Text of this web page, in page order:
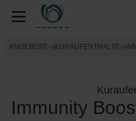
ANGEBOTE KURAUFENTHALTE
Immunity